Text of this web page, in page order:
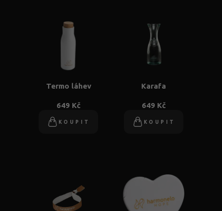
Termo láhev
649 Kč
KOUPIT
Karafa
649 Kč
KOUPIT